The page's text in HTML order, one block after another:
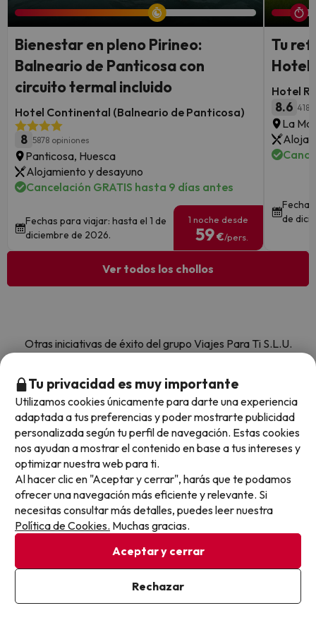
Bienestar en pleno Pirineo:
Balneario de Panticosa con
circuito termal incluido
Hotel Continental (Balneario de Panticosa)
8 5878 opiniones
Panticosa, Huesca
Alojamiento y desayuno
Cancelación GRATIS hasta 9 días antes
Fechas para viajar: hasta el 1 de
diciembre de 2026.
1 noche desde
59€/pers.
Tu
Hotel
Hotel
8.6 418
La
de
Ver todos los chollos
Otras iniciativas de éxito del grupo Viajes Para Ti S.L.U.
España) y Amimir.com, el buscador de hoteles con más
de 1.000.000 de alojamientos disponibles para
reservar y viajar por todo el mundo.
Sobre Buscounchollo.com
Buscounchollo en los medios
Top viajes destacados
Tu privacidad es muy importante
Utilizamos cookies únicamente para darte una experiencia
adaptada a tus preferencias y poder mostrarte publicidad
personalizada según tu perfil de navegación. Estas cookies
nos ayudan a mostrar el contenido en base a tus intereses y
optimizar nuestra web para ti.
Al hacer clic en "Aceptar y cerrar", harás que te podamos
ofrecer una navegación más eficiente y relevante. Si
necesitas consultar más detalles, puedes leer nuestra
Política de Cookies. Muchas gracias.
Aceptar y cerrar
Rechazar